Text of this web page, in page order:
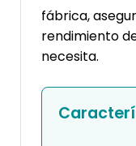
fábrica,
rendimiento
necesita.